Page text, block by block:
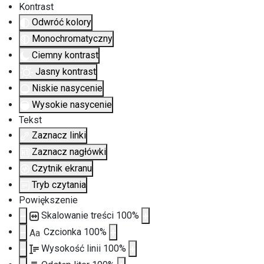
Kontrast
Odwróć kolory
Monochromatyczny
Ciemny kontrast
Jasny kontrast
Niskie nasycenie
Wysokie nasycenie
Tekst
Zaznacz linki
Zaznacz nagłówki
Czytnik ekranu
Tryb czytania
Powiększenie
Skalowanie treści 100%
Aa Czcionka 100%
Wysokość linii 100%